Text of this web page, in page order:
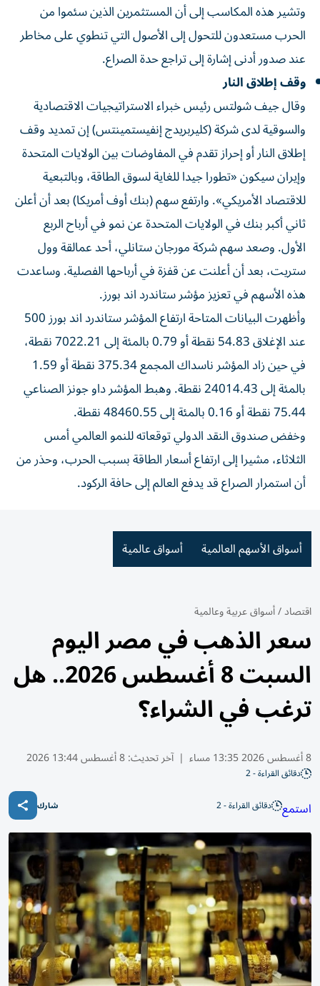
وتشير هذه المكاسب إلى أن المستثمرين الذين سئموا من
الحرب مستعدون للتحول إلى الأصول التي تنطوي على مخاطر
عند صدور أدنى إشارة إلى تراجع ⁠حدة الصراع.
وقف إطلاق النار
وقال جيف شولتس رئيس خبراء الاستراتيجيات الاقتصادية
والسوقية لدى شركة (كليربريدج إنفيستمينتس) إن تمديد وقف
إطلاق النار أو إحراز تقدم في المفاوضات بين الولايات المتحدة
وإيران سيكون «تطورا جيدا للغاية لسوق الطاقة، وبالتبعية ​
للاقتصاد ‌الأمريكي». وارتفع سهم (بنك أوف أمريكا) بعد أن أعلن
ثاني أكبر بنك في الولايات المتحدة ‌عن نمو في أرباح الربع
الأول. وصعد سهم شركة مورجان ستانلي، أحد عمالقة وول
ستريت، بعد أن أعلنت عن قفزة في أرباحها الفصلية. وساعدت
هذه الأسهم في تعزيز مؤشر ستاندرد اند بورز.
وأظهرت ‌البيانات المتاحة ارتفاع ‌المؤشر ستاندرد اند بورز 500
عند الإغلاق ⁠54.83 نقطة أو 0.79 بالمئة إلى 7022.21 نقطة،
في حين ‌زاد المؤشر ناسداك المجمع 375.34 نقطة أو 1.59
بالمئة إلى 24014.43 نقطة. وهبط المؤشر داو جونز الصناعي
75.44 نقطة أو 0.16 بالمئة إلى 48460.55 نقطة.
وخفض ⁠صندوق النقد الدولي توقعاته للنمو العالمي أمس
الثلاثاء، مشيرا إلى ارتفاع أسعار ​الطاقة بسبب الحرب، وحذر من
أن استمرار الصراع قد يدفع العالم إلى حافة الركود.
أسواق الأسهم العالمية أسواق عالمية
اقتصاد/أسواق عربية وعالمية
سعر الذهب في مصر اليوم
السبت 8 أغسطس 2026.. هل
ترغب في الشراء؟
8 أغسطس 2026 13:35 مساء | آخر تحديث:8 أغسطس 13:44 2026
دقائق القراءة - 2
استمع دقائق القراءة - 2 شارك